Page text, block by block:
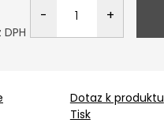
Tisk
Dotaz k produktu